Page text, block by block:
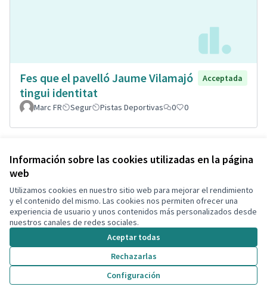
Información sobre las cookies utilizadas en la página
web
Utilizamos cookies en nuestro sitio web para mejorar el rendimiento
y el contenido del mismo. Las cookies nos permiten ofrecer una
experiencia de usuario y unos contenidos más personalizados desde
nuestros canales de redes sociales.
Aceptar todas
Rechazarlas
Configuración
Fes que el pavelló Jaume Vilamajó
tingui identitat
Acceptada
Marc FR Segur Pistas Deportivas 0 0
Pipi-can a la Bòbila de Calafell
Espacio para mascotas